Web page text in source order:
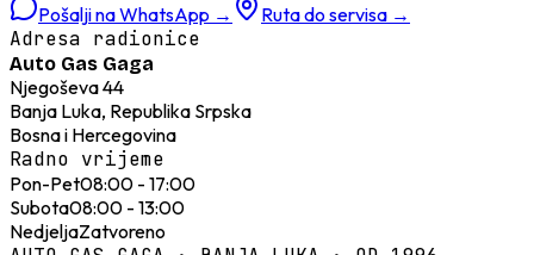
Pošalji na WhatsApp → Ruta do servisa →
Adresa radionice
Auto Gas Gaga
Njegoševa 44
Banja Luka, Republika Srpska
Bosna i Hercegovina
Radno vrijeme
Pon-Pet08:00 - 17:00
Subota08:00 - 13:00
NedjeljaZatvoreno